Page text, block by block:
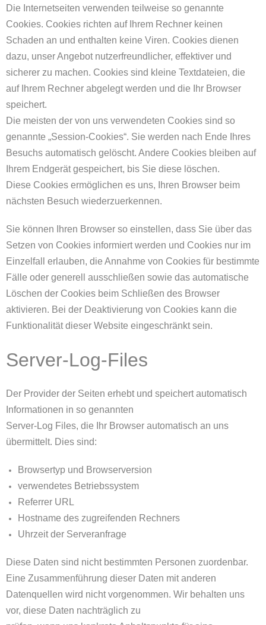
Die Internetseiten verwenden teilweise so genannte
Cookies. Cookies richten auf Ihrem Rechner keinen
Schaden an und enthalten keine Viren. Cookies dienen
dazu, unser Angebot nutzerfreundlicher, effektiver und
sicherer zu machen. Cookies sind kleine Textdateien, die
auf Ihrem Rechner abgelegt werden und die Ihr Browser
speichert.
Die meisten der von uns verwendeten Cookies sind so
genannte „Session-Cookies“. Sie werden nach Ende Ihres
Besuchs automatisch gelöscht. Andere Cookies bleiben auf
Ihrem Endgerät gespeichert, bis Sie diese löschen.
Diese Cookies ermöglichen es uns, Ihren Browser beim
nächsten Besuch wiederzuerkennen.
Sie können Ihren Browser so einstellen, dass Sie über das
Setzen von Cookies informiert werden und Cookies nur im
Einzelfall erlauben, die Annahme von Cookies für bestimmte
Fälle oder generell ausschließen sowie das automatische
Löschen der Cookies beim Schließen des Browser
aktivieren. Bei der Deaktivierung von Cookies kann die
Funktionalität dieser Website eingeschränkt sein.
Server-Log-Files
Der Provider der Seiten erhebt und speichert automatisch
Informationen in so genannten
Server-Log Files, die Ihr Browser automatisch an uns
übermittelt. Dies sind:
Browsertyp und Browserversion
verwendetes Betriebssystem
Referrer URL
Hostname des zugreifenden Rechners
Uhrzeit der Serveranfrage
Diese Daten sind nicht bestimmten Personen zuordenbar.
Eine Zusammenführung dieser Daten mit anderen
Datenquellen wird nicht vorgenommen. Wir behalten uns
vor, diese Daten nachträglich zu